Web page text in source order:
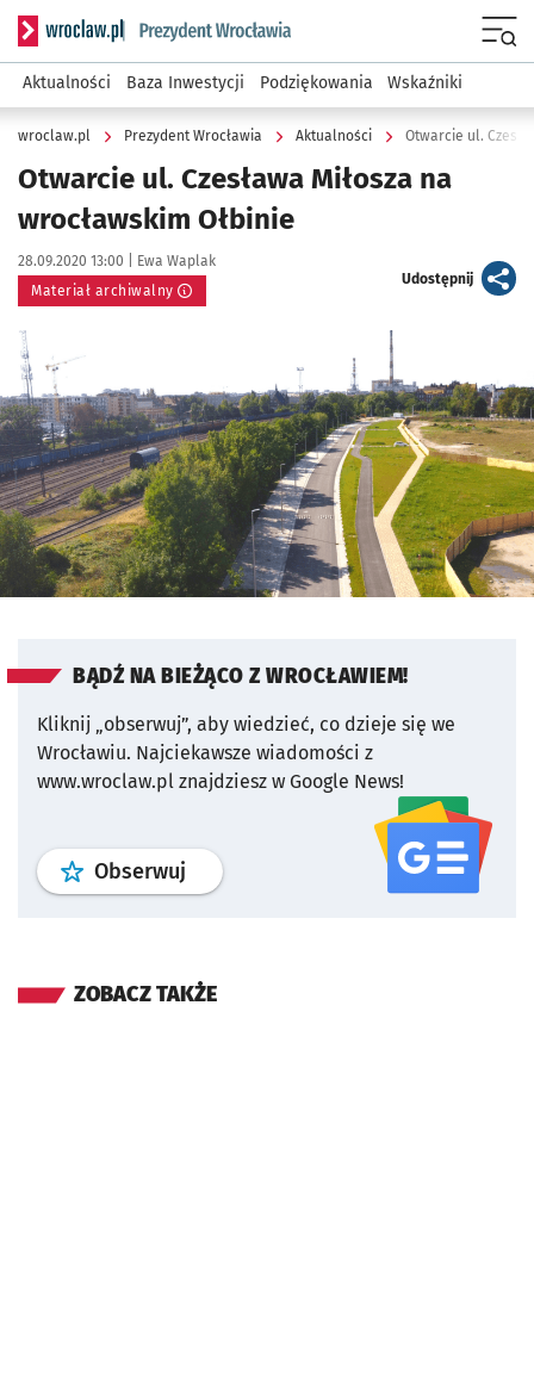
Serwis informacyjny wroclaw.pl podserwis: Prezydent
Aktualności Baza Inwestycji Podziękowania Wskaźniki
wroclaw.pl Prezydent Wrocławia Aktualności Otwarcie ul.
Otwarcie ul. Czesława Miłosza na
wrocławskim Ołbinie
Data publikacji:
28.09.2020 13:00 | Autor:
Ewa Waplak
Materiał archiwalny
Udostępnijartykuł
Kliknij, aby powiększyć
BĄDŹ NA BIEŻĄCO Z WROCŁAWIEM!
Kliknij „obserwuj”, aby wiedzieć, co dzieje się we
Wrocławiu. Najciekawsze wiadomości z
www.wroclaw.pl znajdziesz w Google News!
Obserwuj profil serwisu
ZOBACZ TAKŻE